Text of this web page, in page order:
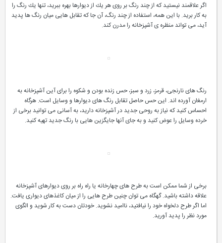
اگر علاقمند نیستید كه از چند رنگ بر روی هر یك از دیوارها بهره ببرید، تنها یك رنگ را
به كار برید. با این همه، استفاده از چند رنگ، آن جا كه تقابل هایی میان رنگ ها پدید
آید، می تواند منظره ی آشپزخانه را مدرن كند.
رنگ های نارنجی، قرمز، زرد و سبز، حس زنده بودن و شكوه را برای آین آشپزخانه به
ارمغان آورده اند. این حس حاصل تقابل رنگ های دیوارها و وسایل است. هرگاه
احساس كنید كه نیاز به روحی جدید در آشپزخانه دارید، به آسانی می توانید برخی از
خرده وسایل را عوض كنید و به جای آنها جایگزین هایی با رنگ جدید تهیه كنید.
برخی از شما ممكن است به طرح های چهارخانه یا راه راه بر روی دیوارهای آشپزخانه
علاقه داشته باشید. گهگاه می توان چنین طرح هایی را از میان كاغذهای دیواری یافت.
اما اگر طرح دلخواه خود را نیافتید، ناامید نشوید. خودتان دست به كار شوید و الگوی
مورد نظر را پدید آورید.